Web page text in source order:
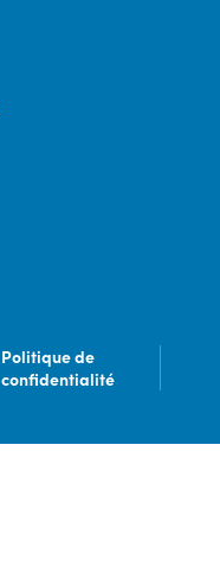
Politique de
confidentialité